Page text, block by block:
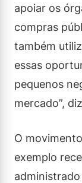
apoiar os
compras
também
essas
pequenos
mercado”,
O
exemplo